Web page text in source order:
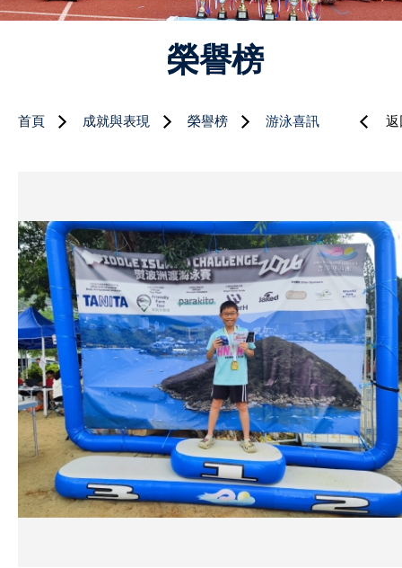
榮譽榜
首頁 成就與表現 榮譽榜 游泳喜訊 返